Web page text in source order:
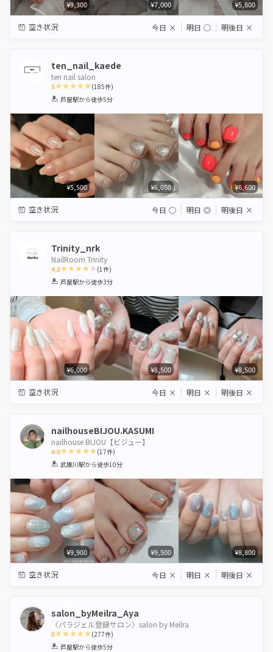
¥9,300 ¥7,000 ¥5,800
空き状況 今日 × 明日 ◯ 明後日 ×
ten_nail_kaede
ten nail salon
5
1 2 3 4 5
(185件)
芦屋駅から徒歩5分
¥5,500 ¥6,050 ¥6,600
空き状況 今日 ◯ 明日 ◎ 明後日 ×
Trinity_nrk
NailRoom Trinity
4.3
1 2 3 4 5
(1件)
芦屋駅から徒歩3分
¥6,000 ¥8,500 ¥8,500
空き状況 今日 × 明日 × 明後日 ×
nailhouseBIJOU.KASUMI
nailhouse BIJOU【ビジュー】
4.9
1 2 3 4 5
(17件)
武庫川駅から徒歩10分
¥9,900 ¥9,500 ¥8,800
空き状況 今日 × 明日 × 明後日 ×
salon_byMeilra_Aya
〈パラジェル登録サロン〉salon by Meilra
5
1 2 3 4 5
(277件)
芦屋駅から徒歩5分